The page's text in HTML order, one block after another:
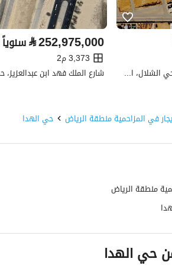
-
200037
شارع النعمان ابن عجلان، حي الشلال، المزاحمية منطقة الرياض
⃁252,975,000 سنوياً
3,373 م2
في المزاحمية منطقة الرياض حي الهدا
منطقة الرياض
حي الهدا